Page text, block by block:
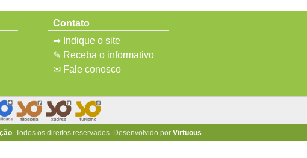
Contato
➦ Indique o site
✎ Receba o informativo
✉ Fale conosco
. Todos os direitos reservados. Desenvolvido por Virtuous.